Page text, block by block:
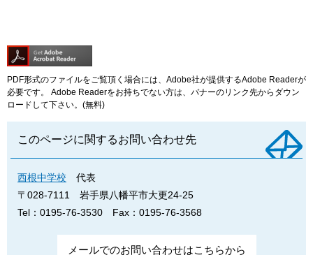
PDF形式のファイルをご覧頂く場合には、Adobe社が提供するAdobe Readerが
必要です。
Adobe Readerをお持ちでない方は、バナーのリンク先からダウン
ロードして下さい。(無料)
このページに関するお問い合わせ先
西根中学校
代表
〒028-7111
岩手県八幡平市大更24-25
Tel：0195-76-3530
Fax：0195-76-3568
メールでのお問い合わせはこちらから